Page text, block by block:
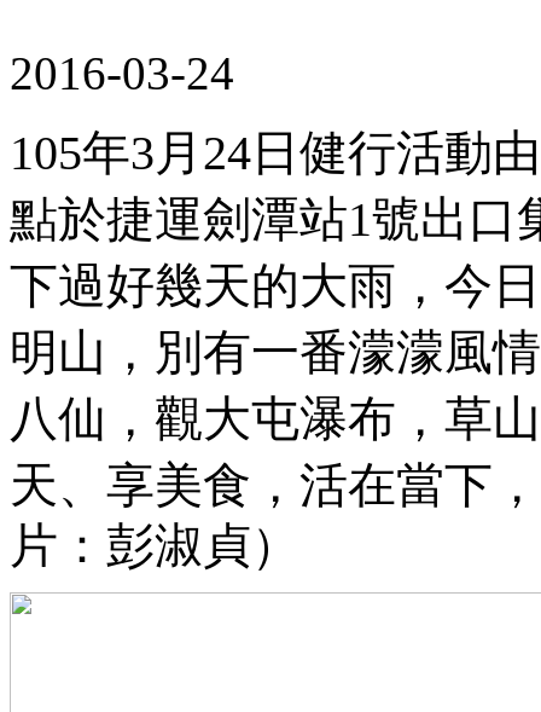
2016-03-24
105年3月24日健行活動
點於捷運劍潭站1號出口
下過好幾天的大雨，今
明山，別有一番濛濛風
八仙，觀大屯瀑布，草
天、享美食，活在當下
片：彭淑貞）